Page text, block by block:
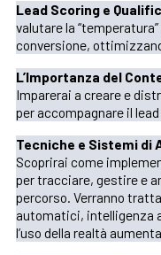
Lead Scoring e
valutare la
conversione,
L’Importanza del
Imparerai a creare e
per accompagnare il
Tecniche e Sistemi di
Scoprirai come
per tracciare, gestire e
percorso. Verranno
automatici, intelligenza
l’uso della realtà